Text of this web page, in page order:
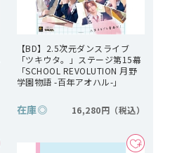
【BD】2.5次元ダンスライブ
「ツキウタ。」ステージ第15幕
「SCHOOL REVOLUTION 月野
学園物語 -百年アオハル-」
在庫◎ 16,280円